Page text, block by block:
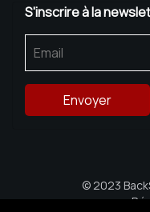
S'inscrire à la
© 2023